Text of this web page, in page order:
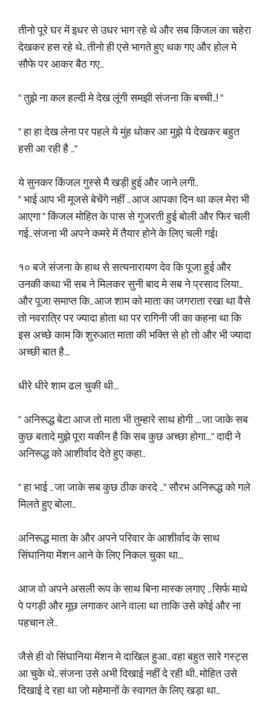
तीनो पूरे घर में इधर से उधर भाग रहे थे और सब किंजल का चहेरा
देखकर हस रहे थे.. तीनो ही एसे भागते हुए थक गए और होल मे
सौफे पर आकर बैठ गए..
" तुझे ना कल हल्दी मे देख लूंगी समझी संजना कि बच्ची..! "
" हा हा देख लेना पर पहले ये मुंह धोकर आ मुझे ये देखकर बहुत
हसी आ रही है .."
ये सुनकर किंजल गुस्से मै खड़ी हुई और जाने लगी..
" भाई आप भी मूजसे बेचेंगे नहीं .. आज आपका दिन था कल मेरा भी
आएगा " किंजल मोहित के पास से गुजरती हुई बोली और फिर चली
गई.. संजना भी अपने कमरे में तैयार होने के लिए चली गई।
१० बजे संजना के हाथ से सत्यनारायण देव कि पूजा हुई और
उनकी कथा भी सब ने मिलकर सुनी बाद मे सब ने प्रसाद लिया..
और पूजा समाप्त कि.. आज शाम को माता का जगराता रखा था वैसे
तो नवरात्रि पर ज्यादा होता था पर रागिनी जी का कहना था कि
इस अच्छे काम कि शुरुआत माता की भक्ति से हो तो और भी ज्यादा
अच्छी बात है...
धीरे धीरे शाम ढल चुकी थी...
" अनिरूद्ध बेटा आज तो माता भी तुम्हारे साथ होगी ... जा जाके सब
कुछ बतादे मुझे पूरा यकीन है कि सब कुछ अच्छा होगा..." दादी ने
अनिरूद्ध को आशीर्वाद देते हुए कहा..
" हा भाई .. जा जाके सब कुछ ठीक करदे .." सौरभ अनिरूद्ध को गले
मिलते हुए बोला..
अनिरूद्ध माता के और अपने परिवार के आशीर्वाद के साथ
सिंघानिया मेंशन आने के लिए निकल चुका था...
आज वो अपने असली रूप के साथ बिना मास्क लगाए .. सिर्फ माथे
पे पगड़ी और मूछ लगाकर आने वाला था ताकि उसे कोई और ना
पहचान ले..
जैसे ही वो सिंघानिया मेंशन मे दाखिल हुआ.. वहा बहुत सारे गस्ट्स
आ चुके थे.. संजना उसे अभी दिखाई नहीं दे रही थी.. मोहित उसे
दिखाई दे रहा था जो महेमानों के स्वागत के लिए खड़ा था..